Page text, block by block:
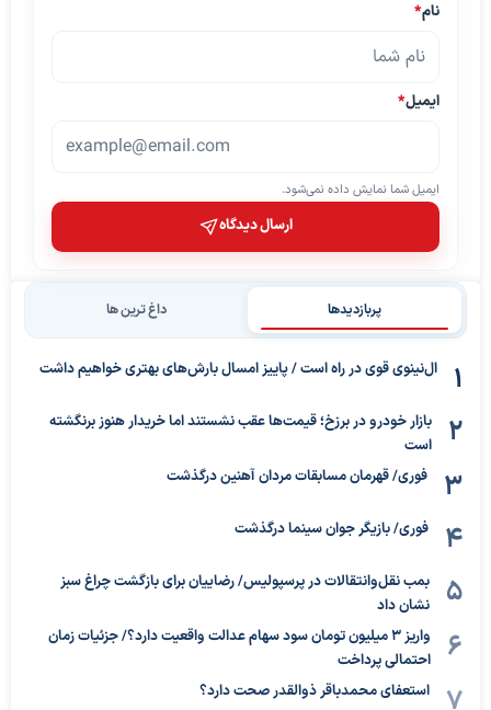
نام*
ایمیل*
ایمیل شما نمایش داده نمی‌شود.
ارسال دیدگاه
پربازدیدها داغ ترین ها
ال‌نینوی قوی در راه است / پاییز امسال بارش‌های بهتری خواهیم داشت
بازار خودرو در برزخ؛ قیمت‌ها عقب نشستند اما خریدار هنوز برنگشته
است
فوری/ قهرمان مسابقات مردان آهنین درگذشت
فوری/ بازیگر جوان سینما درگذشت
بمب نقل‌وانتقالات در پرسپولیس/ رضاییان برای بازگشت چراغ سبز
نشان داد
واریز ۳ میلیون تومان سود سهام عدالت واقعیت دارد؟/ جزئیات زمان
احتمالی پرداخت
استعفای محمدباقر ذوالقدر صحت دارد؟